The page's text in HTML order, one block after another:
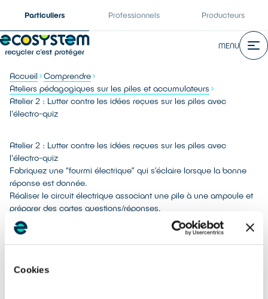
Cookies
Particuliers Professionnels Producteurs
MENU
Accueil
Comprendre
Ateliers pédagogiques sur les piles et accumulateurs
Atelier 2 : Lutter contre les idées reçues sur les piles avec
l'électro-quiz
Atelier 2 : Lutter contre les idées reçues sur les piles avec
l'électro-quiz
Fabriquez une “fourmi électrique” qui s’éclaire lorsque la bonne
réponse est donnée.
Réaliser le circuit électrique associant une pile à une ampoule et
préparer des cartes questions/réponses.
NB : cet atelier propose une carte question pour les petits et deux
cartes question pour les plus grands.
comment fonctionne un circuit.